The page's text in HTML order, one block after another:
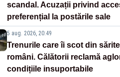
scandal. Acuzații privind
preferențial la postările sale
5 aug. 2026, 20:49
Trenurile care îi scot din
români. Călătorii reclamă
condițiile insuportabile